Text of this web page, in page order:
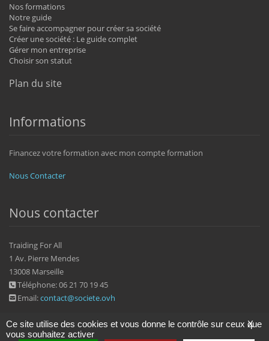
Nos formations
Notre guide
Se faire accompagner pour créer sa société
Créer une société : Le guide complet
Gérer mon entreprise
Choisir son statut
Plan du site
Informations
Financez votre formation avec mon compte formation
Nous Contacter
Nous contacter
Traiding For All
1 Av. Pierre Mendes
13008 Marseille
Téléphone: 06 21 70 19 45
Email:contact@societe.ovh
X
Ce site utilise des cookies et vous donne le contrôle sur ceux que
vous souhaitez activer